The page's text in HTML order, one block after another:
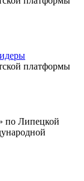
платформы
по Липецкой